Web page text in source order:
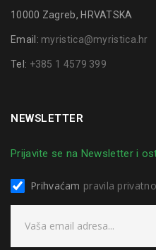
10000 Zagreb, HRVATSKA
Email: myristica@myristica.hr
Tel: +385 1 4579 399
NEWSLETTER
Prijavite se na Newsletter i
Prihvaćam pravila